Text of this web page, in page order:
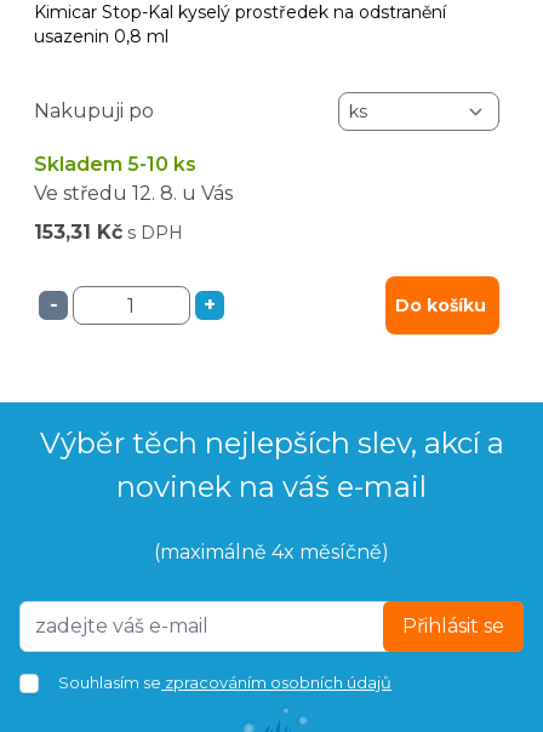
Kimicar Stop-Kal kyselý prostředek na odstranění
usazenin 0,8 ml
Nakupuji po
Skladem 5-10 ks
Ve středu 12. 8. u Vás
153,31 Kč s DPH
- + Do košíku
Výběr těch nejlepších slev, akcí a
novinek na váš e-mail
(maximálně 4x měsíčně)
Přihlásit se
Souhlasím se zpracováním osobních údajů